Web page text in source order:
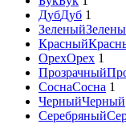
ДубДуб 1
Зеленый
Красный
ОрехОрех 1
Прозрачный
СоснаСосна 1
ЧерныйЧерный
Серебряный